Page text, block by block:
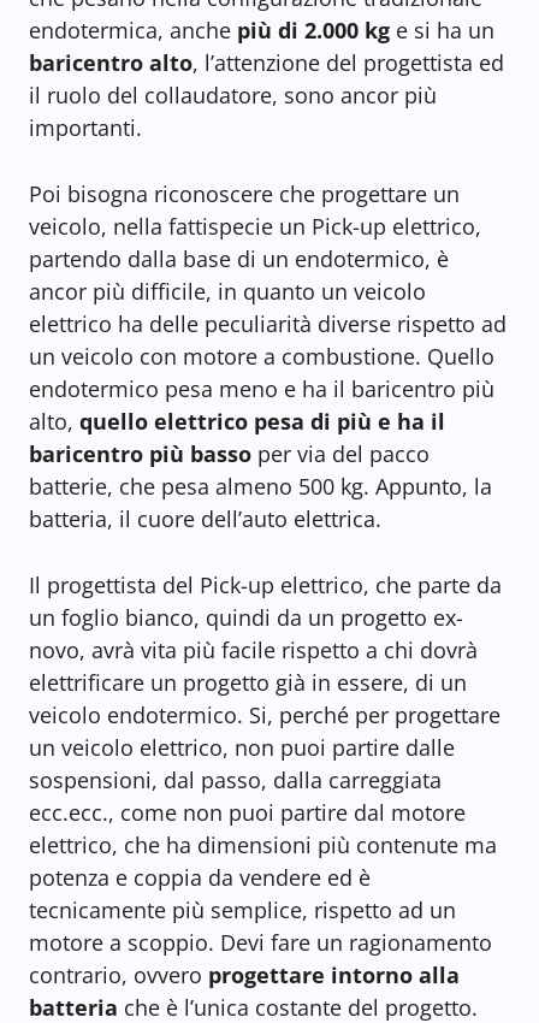
endotermica, anche più di 2.000 kg e si ha un
baricentro alto, l’attenzione del progettista ed
il ruolo del collaudatore, sono ancor più
importanti.
Poi bisogna riconoscere che progettare un
veicolo, nella fattispecie un Pick-up elettrico,
partendo dalla base di un endotermico, è
ancor più difficile, in quanto un veicolo
elettrico ha delle peculiarità diverse rispetto ad
un veicolo con motore a combustione. Quello
endotermico pesa meno e ha il baricentro più
alto, quello elettrico pesa di più e ha il
baricentro più basso per via del pacco
batterie, che pesa almeno 500 kg. Appunto, la
batteria, il cuore dell’auto elettrica.
Il progettista del Pick-up elettrico, che parte da
un foglio bianco, quindi da un progetto ex-
novo, avrà vita più facile rispetto a chi dovrà
elettrificare un progetto già in essere, di un
veicolo endotermico. Si, perché per progettare
un veicolo elettrico, non puoi partire dalle
sospensioni, dal passo, dalla carreggiata
ecc.ecc., come non puoi partire dal motore
elettrico, che ha dimensioni più contenute ma
potenza e coppia da vendere ed è
tecnicamente più semplice, rispetto ad un
motore a scoppio. Devi fare un ragionamento
contrario, ovvero progettare intorno alla
batteria che è l’unica costante del progetto.